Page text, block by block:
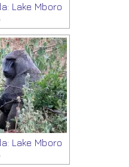
Lake Mboro
Lake Mboro